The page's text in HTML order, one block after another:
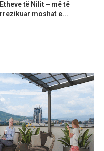
Etheve të Nilit – më të
rrezikuar moshat e...